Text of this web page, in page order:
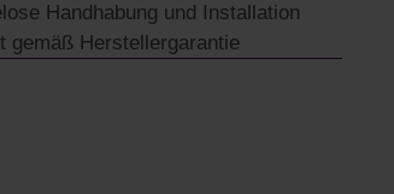
Handhabung und Installation
gemäß Herstellergarantie